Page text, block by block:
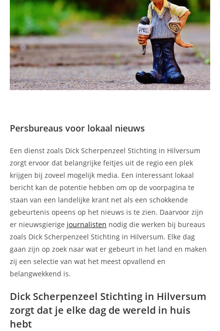
Persbureaus voor lokaal nieuws
Een dienst zoals Dick Scherpenzeel Stichting in Hilversum
zorgt ervoor dat belangrijke feitjes uit de regio een plek
krijgen bij zoveel mogelijk media. Een interessant lokaal
bericht kan de potentie hebben om op de voorpagina te
staan van een landelijke krant net als een schokkende
gebeurtenis opeens op het nieuws is te zien. Daarvoor zijn
er nieuwsgierige journalisten nodig die werken bij bureaus
zoals Dick Scherpenzeel Stichting in Hilversum. Elke dag
gaan zijn op zoek naar wat er gebeurt in het land en maken
zij een selectie van wat het meest opvallend en
belangwekkend is.
Dick Scherpenzeel Stichting in Hilversum
zorgt dat je elke dag de wereld in huis
hebt